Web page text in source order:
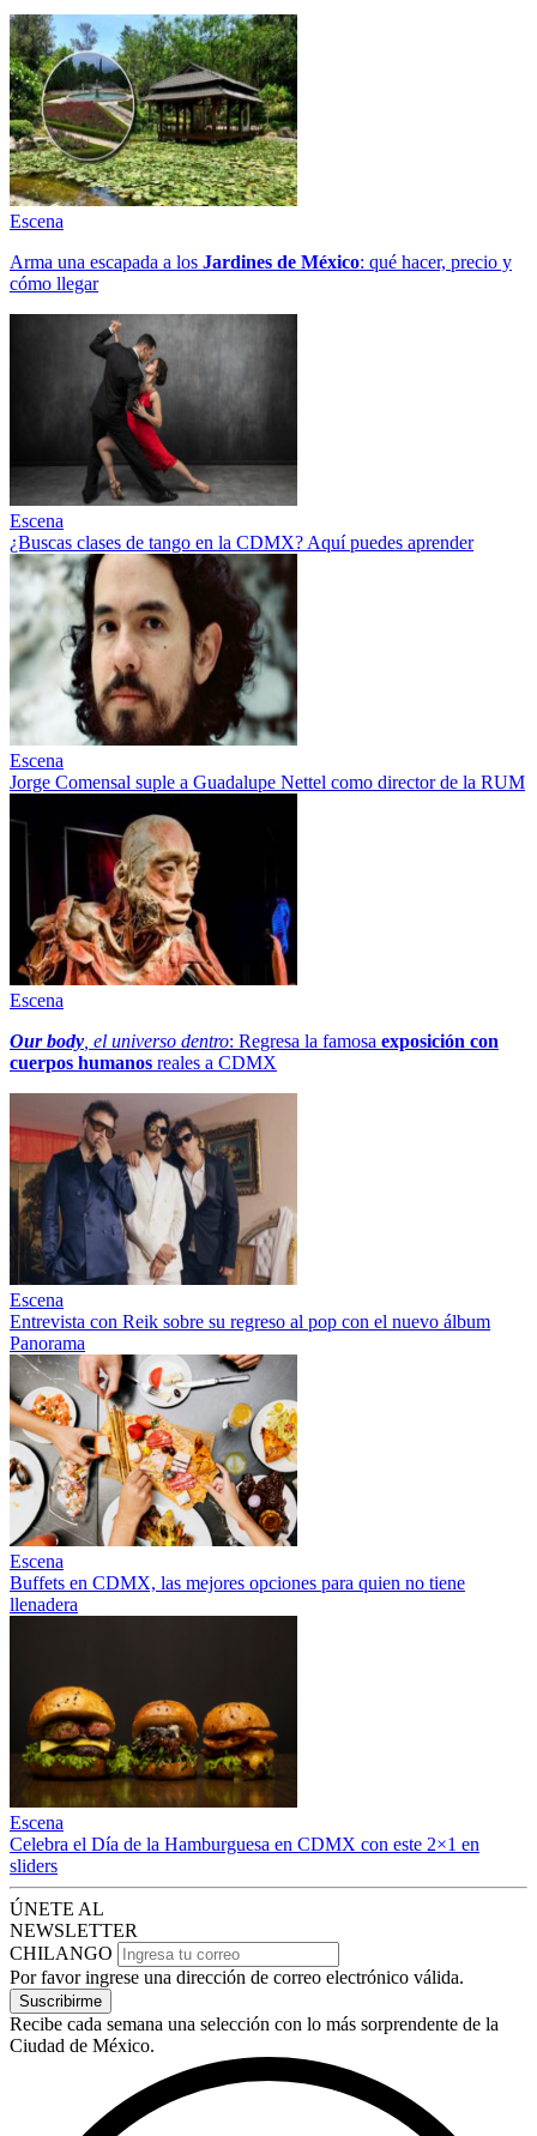
Escena
Arma una escapada a los Jardines de México: qué hacer, precio y
cómo llegar
Escena
¿Buscas clases de tango en la CDMX? Aquí puedes aprender
Escena
Jorge Comensal suple a Guadalupe Nettel como director de la RUM
Escena
Our body , el universo dentro: Regresa la famosa exposición con
cuerpos humanos reales a CDMX
Escena
Entrevista con Reik sobre su regreso al pop con el nuevo álbum
Panorama
Escena
Buffets en CDMX, las mejores opciones para quien no tiene
llenadera
Escena
Celebra el Día de la Hamburguesa en CDMX con este 2×1 en
sliders
ÚNETE AL
NEWSLETTER
CHILANGO
Por favor ingrese una dirección de correo electrónico válida.
Suscribirme
Recibe cada semana una selección con lo más sorprendente de la
Ciudad de México.